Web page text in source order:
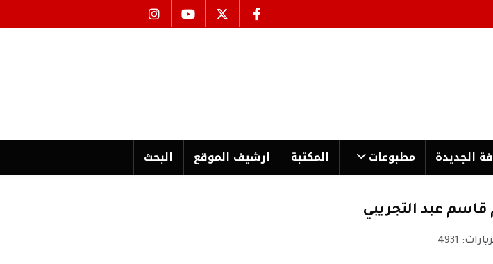
الجدیدة مطبوعات المكتبة ارشیف الموقع البحث
عبد التجريبي
4931